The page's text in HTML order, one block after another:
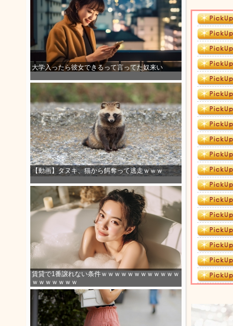
大学入ったら彼女できるって言ってた奴来い
【動画】タヌキ、猫から餌奪って逃走ｗｗｗ
賃貸で1番譲れない条件ｗｗｗｗｗｗｗｗｗｗｗｗ
ｗｗｗｗｗｗｗ